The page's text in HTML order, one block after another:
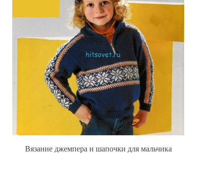
шапочки
Вязание джемпера и шапочки для мальчика